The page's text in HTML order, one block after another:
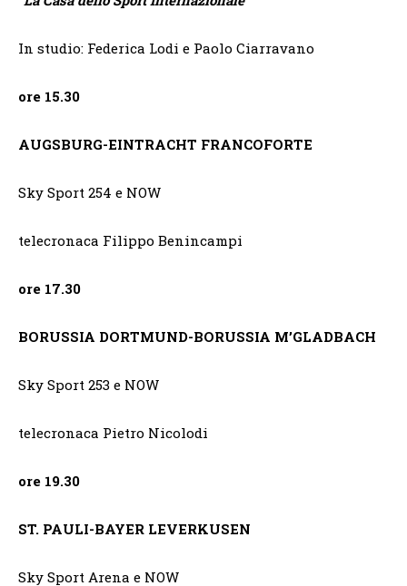
In studio: Federica Lodi e Paolo Ciarravano
ore 15.30
AUGSBURG-EINTRACHT FRANCOFORTE
Sky Sport 254 e NOW
telecronaca Filippo Benincampi
ore 17.30
BORUSSIA DORTMUND-BORUSSIA M’GLADBACH
Sky Sport 253 e NOW
telecronaca Pietro Nicolodi
ore 19.30
ST. PAULI-BAYER LEVERKUSEN
Sky Sport Arena e NOW